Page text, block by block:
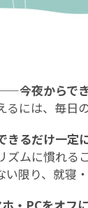
今夜からで
には、毎日
るだけ一定
ズムに慣れる
い限り、就寝